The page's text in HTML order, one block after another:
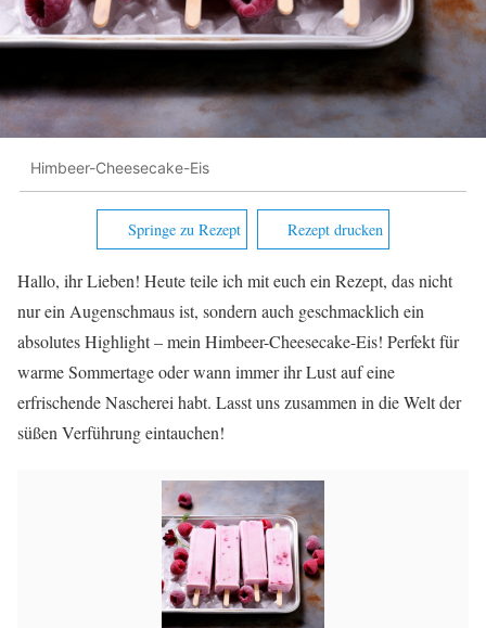
Himbeer-Cheesecake-Eis
Springe zu Rezept Rezept drucken
Hallo, ihr Lieben! Heute teile ich mit euch ein Rezept, das nicht
nur ein Augenschmaus ist, sondern auch geschmacklich ein
absolutes Highlight – mein Himbeer-Cheesecake-Eis! Perfekt für
warme Sommertage oder wann immer ihr Lust auf eine
erfrischende Nascherei habt. Lasst uns zusammen in die Welt der
süßen Verführung eintauchen!